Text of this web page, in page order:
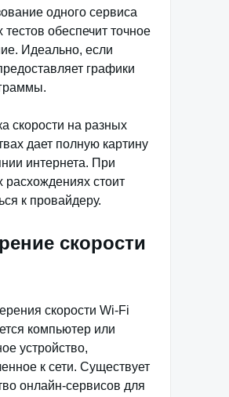
одного сервиса
тестов обеспечит точное
Идеально, если
графики
скорости на разных
дает полную картину
интернета. При
расхождениях стоит
к провайдеру.
скорости
скорости Wi-Fi
компьютер или
устройство,
к сети. Существует
онлайн-сервисов для